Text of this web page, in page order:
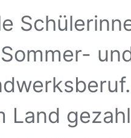
Land